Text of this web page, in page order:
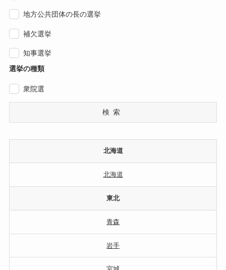
地方公共団体の長の選挙
補欠選挙
知事選挙
選挙の種類
衆院選
検索
北海道
北海道
東北
青森
岩手